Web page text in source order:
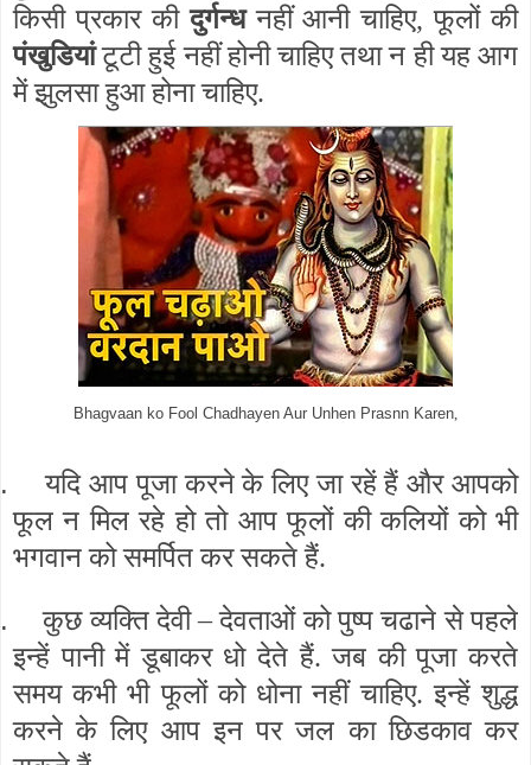
किसी प्रकार कीदुर्गन्धनहीं आनी चाहिए, फूलों की
पंखुडियांटूटी हुई नहीं होनी चाहिए तथा न ही यह आग
में झुलसा हुआ होना चाहिए.
Bhagvaan ko Fool Chadhayen Aur Unhen Prasnn Karen,
यदि आप पूजा करने के लिए जा रहें हैं और आपको
फूल न मिल रहे हो तो आप फूलों की कलियों को भी
भगवान को समर्पित कर सकते हैं.
कुछ व्यक्ति देवी – देवताओं को पुष्प चढाने से पहले
इन्हें पानी में डूबाकर धो देते हैं. जब की पूजा करते
समय कभी भी फूलों को धोना नहीं चाहिए. इन्हें शुद्ध
करने के लिए आप इन पर जल का छिडकाव कर